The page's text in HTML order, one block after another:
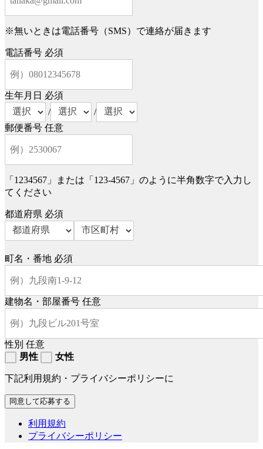
※無いときは電話番号（SMS）で連絡が届きます
電話番号 必須
生年月日 必須
/
/
郵便番号 任意
「1234567」または「123-4567」のように半角数字で入力し
てください
都道府県 必須
町名・番地 必須
建物名・部屋番号 任意
性別 任意
男性
女性
下記利用規約・プライバシーポリシーに
利用規約
プライバシーポリシー